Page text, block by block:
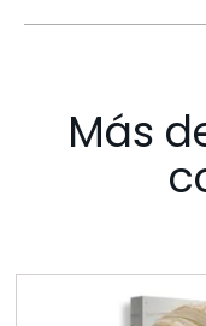
Más